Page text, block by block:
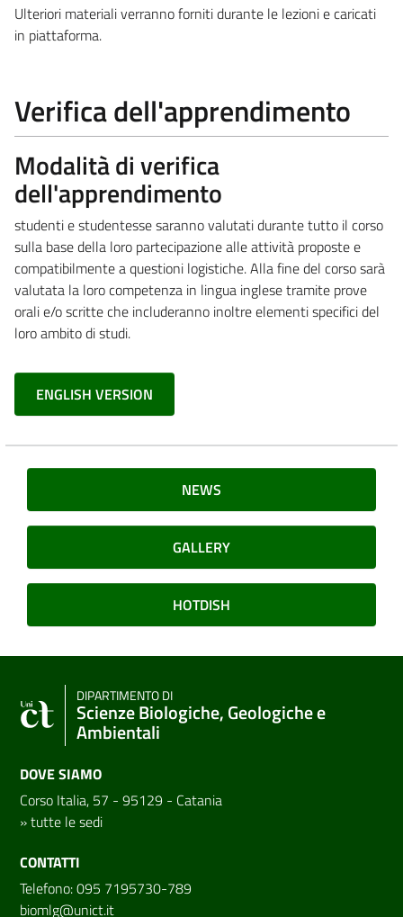
Ulteriori materiali verranno forniti durante le lezioni e caricati
in piattaforma.
Verifica dell'apprendimento
Modalità di verifica
dell'apprendimento
studenti e studentesse saranno valutati durante tutto il corso
sulla base della loro partecipazione alle attività proposte e
compatibilmente a questioni logistiche. Alla fine del corso sarà
valutata la loro competenza in lingua inglese tramite prove
orali e/o scritte che includeranno inoltre elementi specifici del
loro ambito di studi.
ENGLISH VERSION
NEWS
GALLERY
HOTDISH
DIPARTIMENTO DI
Scienze Biologiche, Geologiche e
Ambientali
DOVE SIAMO
Corso Italia, 57 - 95129 - Catania
»tutte le sedi
CONTATTI
Telefono: 095 7195730-789
biomlg@unict.it